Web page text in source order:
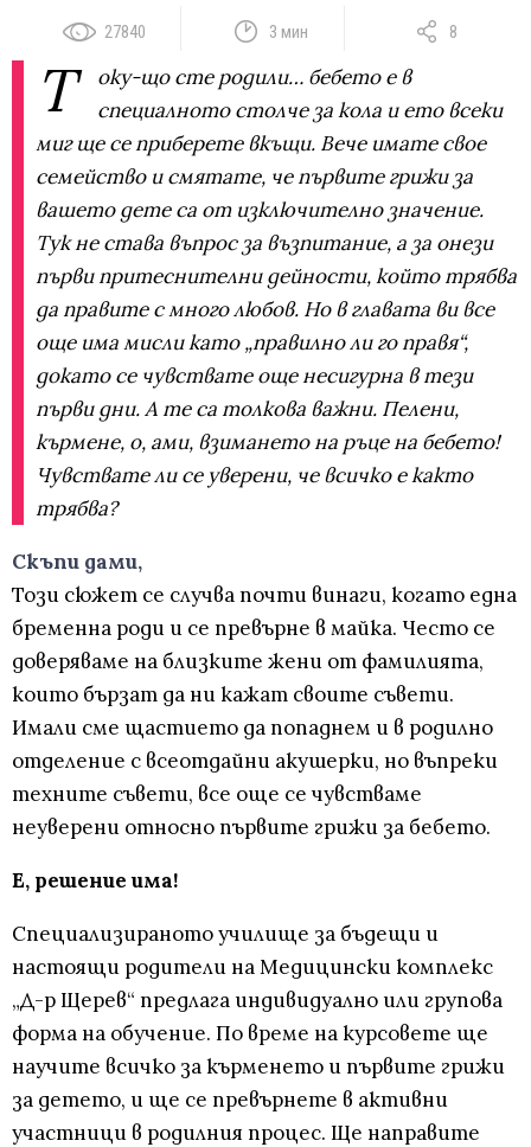
27840 3 мин 8
Т
оку-що сте родили… бебето е в
специалното столче за кола и ето всеки
миг ще се приберете вкъщи. Вече имате свое
семейство и смятате, че първите грижи за
вашето дете са от изключително значение.
Тук не става въпрос за възпитание, а за онези
първи притеснителни дейности, който трябва
да правите с много любов. Но в главата ви все
още има мисли като „правилно ли го правя“,
докато се чувствате още несигурна в тези
първи дни. А те са толкова важни. Пелени,
кърмене, о, ами, взимането на ръце на бебето!
Чувствате ли се уверени, че всичко е както
трябва?
Скъпи дами,
Този сюжет се случва почти винаги, когато една
бременна роди и се превърне в майка. Често се
доверяваме на близките жени от фамилията,
които бързат да ни кажат своите съвети.
Имали сме щастието да попаднем и в родилно
отделение с всеотдайни акушерки, но въпреки
техните съвети, все още се чувстваме
неуверени относно първите грижи за бебето.
Е, решение има!
Специализираното училище за бъдещи и
настоящи родители на Медицински комплекс
„Д-р Щерев“ предлага индивидуално или групова
форма на обучение. По време на курсовете ще
научите всичко за кърменето и първите грижи
за детето, и ще се превърнете в активни
участници в родилния процес. Ще направите